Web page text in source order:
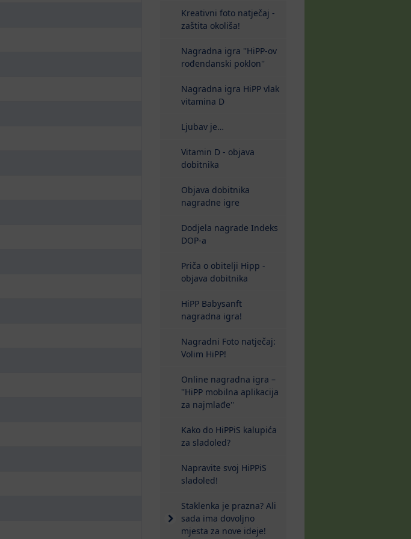
Kreativni foto natječaj -
zaštita okoliša!
Nagradna igra ''HiPP-ov
rođendanski poklon''
Nagradna igra HiPP vlak
vitamina D
Ljubav je…
Vitamin D - objava
dobitnika
Objava dobitnika
nagradne igre
Dodjela nagrade Indeks
DOP-a
Priča o obitelji Hipp -
objava dobitnika
HiPP Babysanft
nagradna igra!
Nagradni Foto natječaj:
Volim HiPP!
Online nagradna igra –
''HiPP mobilna aplikacija
za najmlađe''
Kako do HiPPiS kalupića
za sladoled?
Napravite svoj HiPPiS
sladoled!
Staklenka je prazna? Ali
sada ima dovoljno
mjesta za nove ideje!